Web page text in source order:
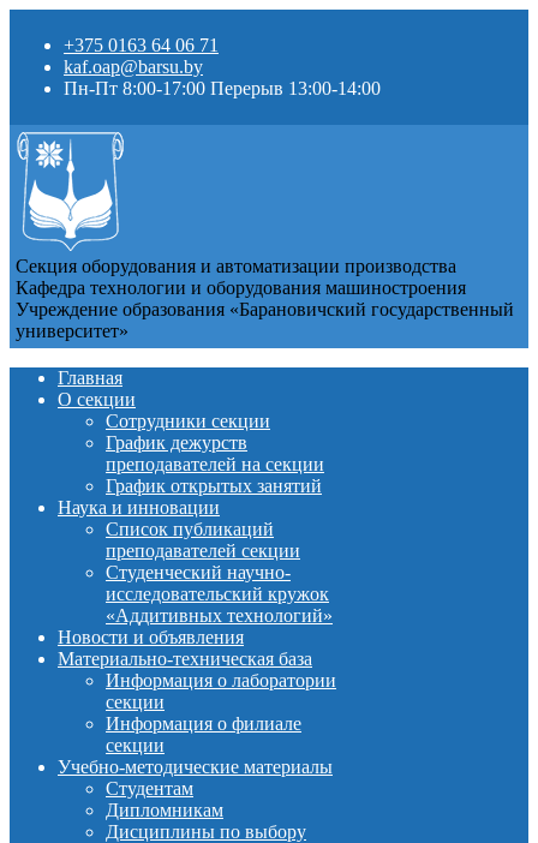
+375 0163 64 06 71
kaf.oap@barsu.by
Пн-Пт 8:00-17:00 Перерыв 13:00-14:00
Секция оборудования и автоматизации производства
Кафедра технологии и оборудования машиностроения
Учреждение образования «Барановичский государственный
университет»
Главная
О секции
Сотрудники секции
График дежурств
преподавателей на секции
График открытых занятий
Наука и инновации
Список публикаций
преподавателей секции
Студенческий научно-
исследовательский кружок
«Аддитивных технологий»
Новости и объявления
Материально-техническая база
Информация о лаборатории
секции
Информация о филиале
секции
Учебно-методические материалы
Студентам
Дипломникам
Дисциплины по выбору